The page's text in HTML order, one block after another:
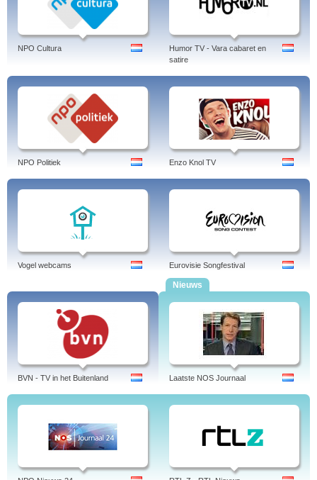
NPO Cultura
Humor TV - Vara cabaret en
satire
NPO Politiek Enzo Knol TV
Vogel webcams Eurovisie Songfestival
BVN - TV in het Buitenland
Nieuws
Laatste NOS Journaal